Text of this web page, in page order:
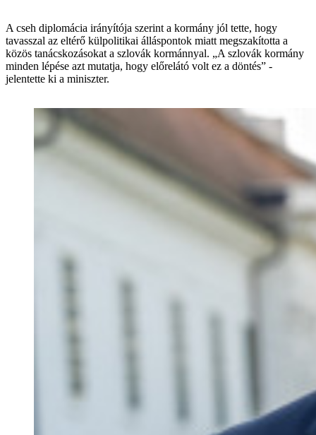
A cseh diplomácia irányítója szerint a kormány jól tette, hogy
tavasszal az eltérő külpolitikai álláspontok miatt megszakította a
közös tanácskozásokat a szlovák kormánnyal. „A szlovák kormány
minden lépése azt mutatja, hogy előrelátó volt ez a döntés” -
jelentette ki a miniszter.